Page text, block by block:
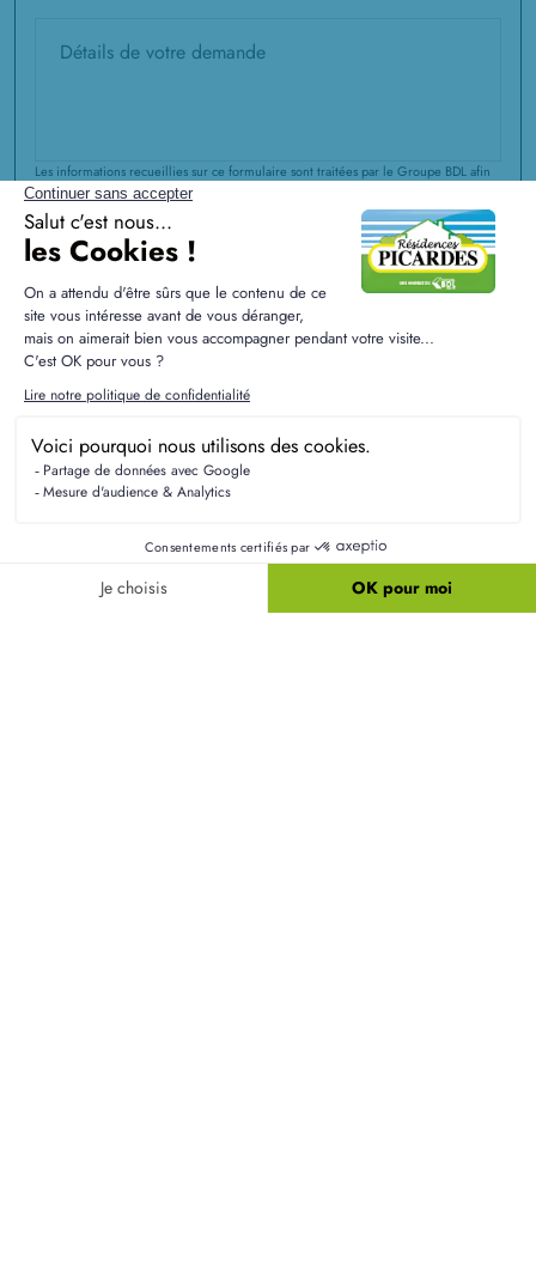
Les informations recueillies sur ce formulaire sont traitées par le Groupe BDL afin
de répondre à votre demande et de vous accompagner dans votre projet
immobilier. Dans le cadre de notre offre d'accompagnement global, vos données
peuvent être partagées entre les pôles d'expertise du Groupe (Construction CCMI,
Rénovation, Extension, Aménagements Intérieurs et Extérieurs, Agence
immobilière) pour vous proposer des solutions adaptées à l'évolution de votre
projet. Vous disposez d'un droit d'accès, de rectification et d'effacement de vos
données ou exercer votre droit à la limitation du traitement de vos données. Vous
pouvez également vous opposer au partage de vos informations au sein du
Groupeà des fins de prospection à tout moment. Vous pouvez exercer ces droits
et pour toute question sur le traitement de vos données, vous pouvez nous
après nous avoir contactés, que vos droits « informatique et libertés » ne sont pas
la gestion de vos données et vos droits, consultez notrePolitique de
Confidentialité.
J'ai pris connaissance et j'accepte la
ENVOYER MA DEMANDE